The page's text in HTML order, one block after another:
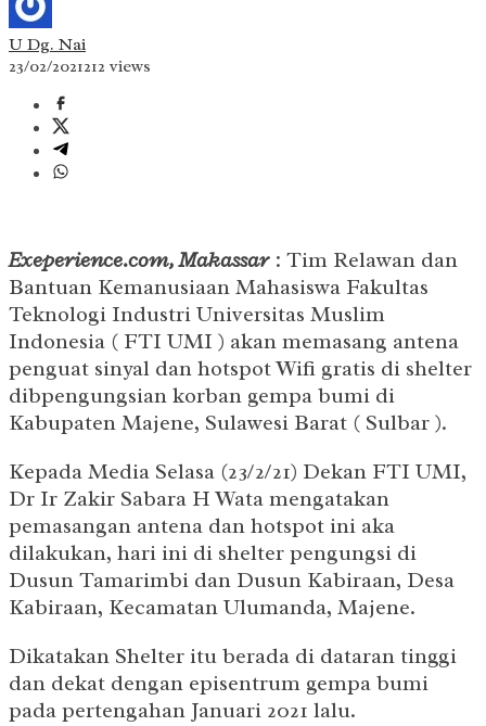
U Dg. Nai
23/02/2021212 views
Exeperience.com, Makassar: Tim Relawan dan
Bantuan Kemanusiaan Mahasiswa Fakultas
Teknologi Industri Universitas Muslim
Indonesia ( FTI UMI ) akan memasang antena
penguat sinyal dan hotspot Wifi gratis di shelter
dibpengungsian korban gempa bumi di
Kabupaten Majene, Sulawesi Barat ( Sulbar ).
Kepada Media Selasa (23/2/21) Dekan FTI UMI,
Dr Ir Zakir Sabara H Wata mengatakan
pemasangan antena dan hotspot ini aka
dilakukan, hari ini di shelter pengungsi di
Dusun Tamarimbi dan Dusun Kabiraan, Desa
Kabiraan, Kecamatan Ulumanda, Majene.
Dikatakan Shelter itu berada di dataran tinggi
dan dekat dengan episentrum gempa bumi
pada pertengahan Januari 2021 lalu.